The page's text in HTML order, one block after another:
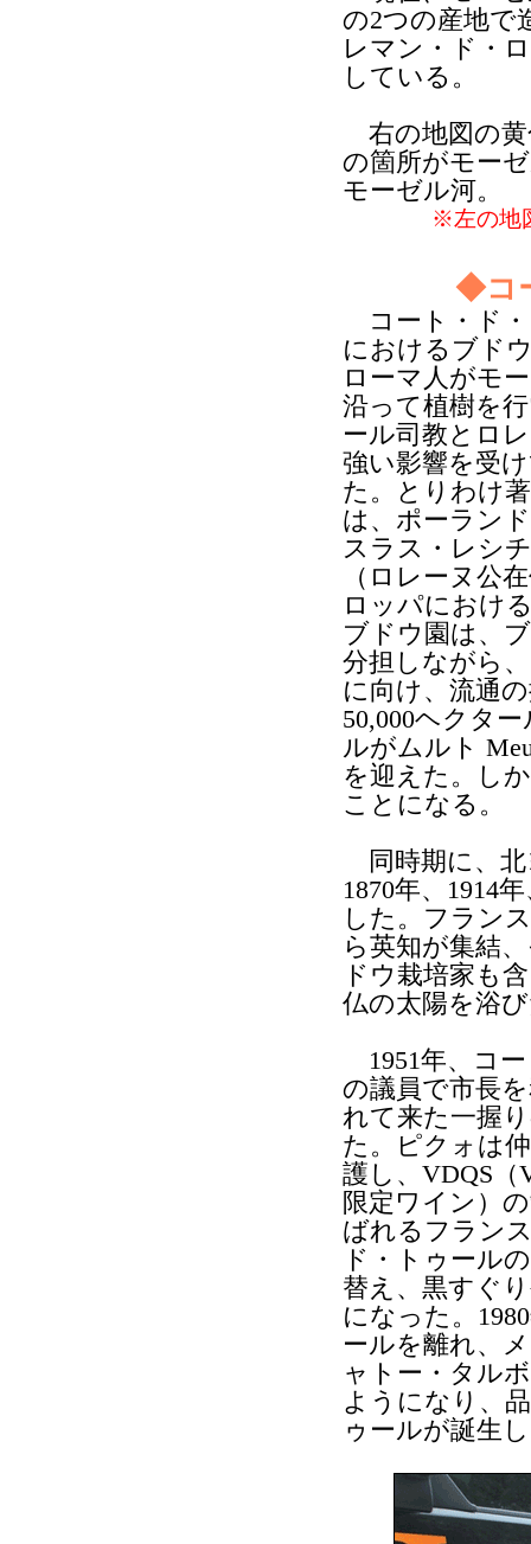
の2つの産地で
レマン・ド・
している。
右の地図の黄
の箇所がモー
モーゼル河。
※左の地
◆コ
コート・ド
におけるブド
ローマ人がモ
沿って植樹を
ール司教とロ
強い影響を受
た。とりわけ
は、ポーラン
スラス・レシ
（ロレーヌ公
ロッパにおけ
ブドウ園は、
分担しながら
に向け、流通
50,000ヘクタ
ルがムルト
を迎えた。し
ことになる。
同時期に、北
1870年、1914
した。フラン
ら英知が集結
ドウ栽培家も
仏の太陽を浴
1951年、コ
の議員で市長
れて来た一握
た。ピクォは
護し、VDQS（
限定ワイン）
ばれるフラン
ド・トゥール
替え、黒すぐ
になった。
ールを離れ、
ャトー・タル
ようになり、
ゥールが誕生